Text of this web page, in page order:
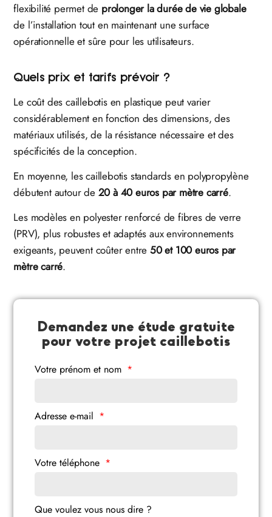
flexibilité permet de prolonger la durée de vie globale
de l’installation tout en maintenant une surface
opérationnelle et sûre pour les utilisateurs.
Quels prix et tarifs prévoir ?
Le coût des caillebotis en plastique peut varier
considérablement en fonction des dimensions, des
matériaux utilisés, de la résistance nécessaire et des
spécificités de la conception.
En moyenne, les caillebotis standards en polypropylène
débutent autour de 20 à 40 euros par mètre carré.
Les modèles en polyester renforcé de fibres de verre
(PRV), plus robustes et adaptés aux environnements
exigeants, peuvent coûter entre 50 et 100 euros par
mètre carré.
Demandez une étude gratuite
pour votre projet caillebotis
Votre prénom et nom
Adresse e-mail
Votre téléphone
Que voulez vous nous dire ?